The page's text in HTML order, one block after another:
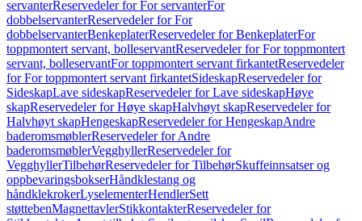
servanterReservedeler for For servanterFor
dobbelservanterReservedeler for For
dobbelservanterBenkeplaterReservedeler for BenkeplaterFor
toppmontert servant, bolleservantReservedeler for For toppmontert
servant, bolleservantFor toppmontert servant firkantetReservedeler
for For toppmontert servant firkantetSideskapReservedeler for
SideskapLave sideskapReservedeler for Lave sideskapHøye
skapReservedeler for Høye skapHalvhøyt skapReservedeler for
Halvhøyt skapHengeskapReservedeler for HengeskapAndre
baderomsmøblerReservedeler for Andre
baderomsmøblerVegghyllerReservedeler for
VegghyllerTilbehørReservedeler for TilbehørSkuffeinnsatser og
oppbevaringsbokserHåndklestang og
håndklekrokerLyselementerHendlerSett
støttebenMagnettavlerStikkontakterReservedeler for